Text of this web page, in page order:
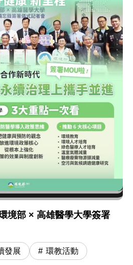
境部 × 高雄醫學大學簽署
發展 環教活動